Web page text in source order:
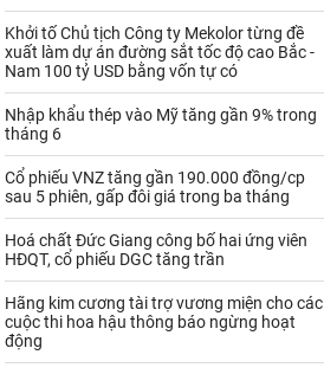
Rau - Củ -Quả Sắt thép
Sữa
Than
Thủy hải sản khác Tôm
VLXD khác Xăng dầu
Xi măng - Clynker
Khởi tố Chủ tịch Công ty Mekolor từng đề
xuất làm dự án đường sắt tốc độ cao Bắc -
Nam 100 tỷ USD bằng vốn tự có
Nhập khẩu thép vào Mỹ tăng gần 9% trong
tháng 6
Cổ phiếu VNZ tăng gần 190.000 đồng/cp
sau 5 phiên, gấp đôi giá trong ba tháng
Hoá chất Đức Giang công bố hai ứng viên
HĐQT, cổ phiếu DGC tăng trần
Hãng kim cương tài trợ vương miện cho các
cuộc thi hoa hậu thông báo ngừng hoạt
động